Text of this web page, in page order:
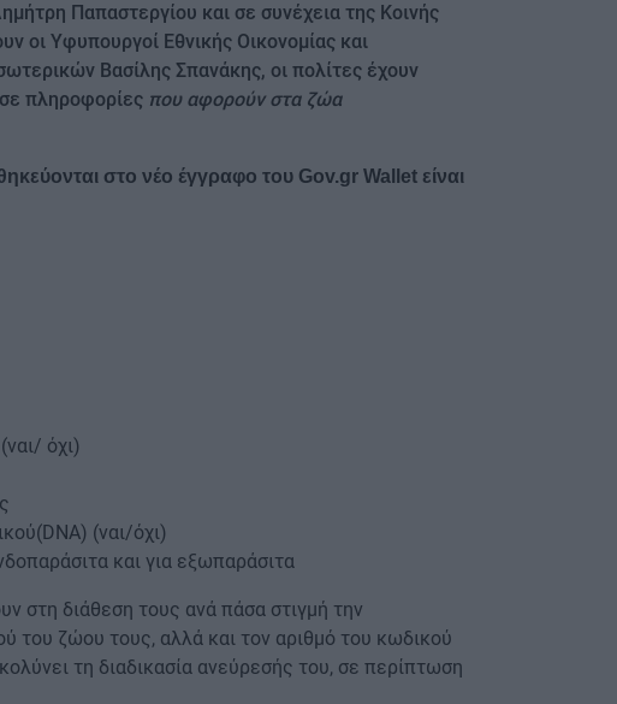
Παπαστεργίου και σε συνέχεια της Κοινής
οι Υφυπουργοί Εθνικής Οικονομίας και
Βασίλης Σπανάκης, οι πολίτες έχουν
σε πληροφορίες που αφορούν στα ζώα
στο νέο έγγραφο του Gov.gr Wallet είναι
όχι)
(ναι/όχι)
και για εξωπαράσιτα
στη διάθεση τους ανά πάσα στιγμή την
του ζώου τους, αλλά και τον αριθμό του κωδικού
τη διαδικασία ανεύρεσής του, σε περίπτωση